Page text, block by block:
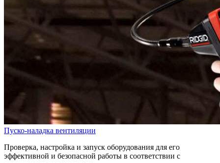
Пуско-наладка вентиляции
Проверка, настройка и запуск оборудования для его
эффективной и безопасной работы в соответствии с